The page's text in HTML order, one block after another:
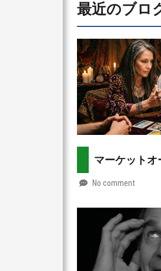
最近のブロ
マーケットオ
by
No comment